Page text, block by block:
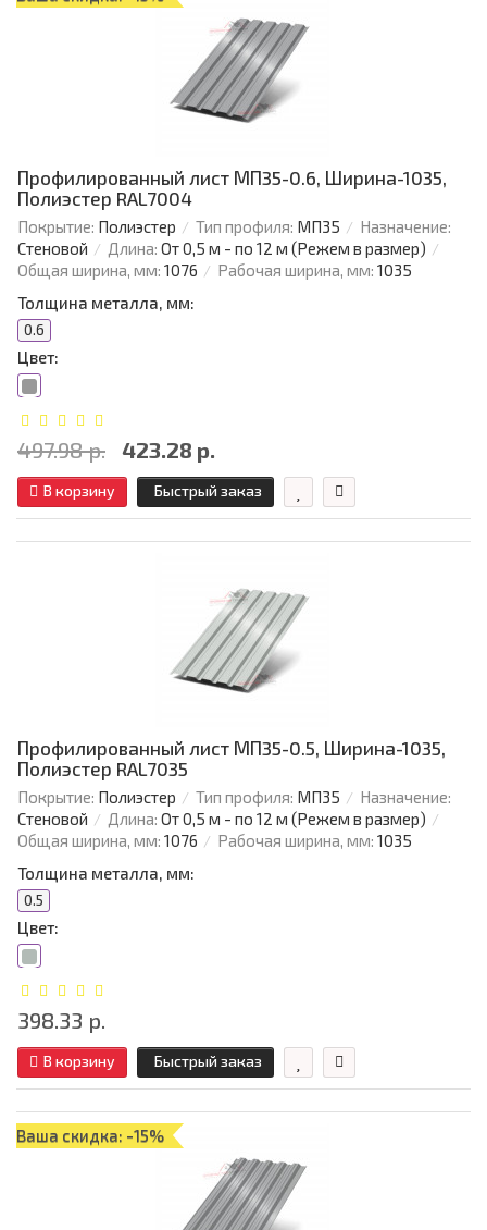
Профилированный лист МП35-0.6, Ширина-1035,
Полиэстер RAL7004
Покрытие: Полиэстер Тип профиля: МП35
Назначение:
Стеновой
Длина: От 0,5 м - по 12 м (Режем в размер)
Общая ширина, мм: 1076 Рабочая ширина, мм: 1035
Толщина металла, мм:
0.6
Цвет:
497.98 р. 423.28 р.
В корзину Быстрый заказ
Профилированный лист МП35-0.5, Ширина-1035,
Полиэстер RAL7035
Покрытие: Полиэстер Тип профиля: МП35
Назначение:
Стеновой
Длина: От 0,5 м - по 12 м (Режем в размер)
Общая ширина, мм: 1076 Рабочая ширина, мм: 1035
Толщина металла, мм:
0.5
Цвет:
398.33 р.
В корзину Быстрый заказ
Ваша скидка: -15%